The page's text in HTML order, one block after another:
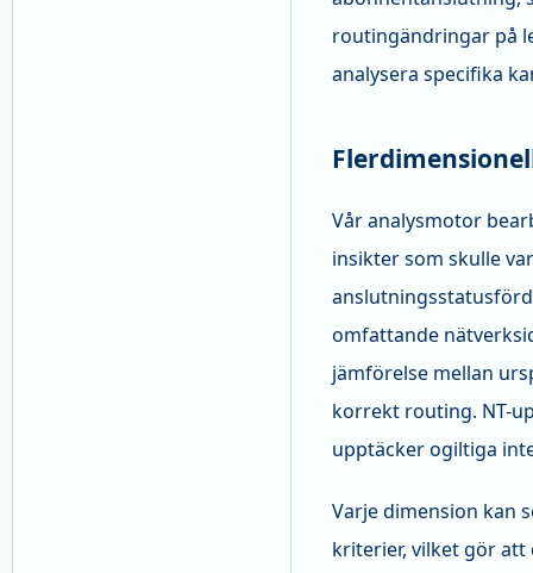
routingändringar på
analysera specifika
Vår analysmotor
insikter som skulle
omfattande
jämförelse mellan
korrekt routing. NT-
upptäcker ogiltiga
Varje dimension kan
kriterier, vilket gör